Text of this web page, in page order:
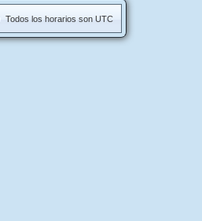
Todos los horarios son UTC